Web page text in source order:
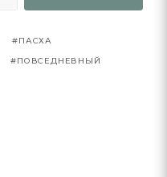
#ПАСХА
#ПОВСЕДНЕВНЫЙ